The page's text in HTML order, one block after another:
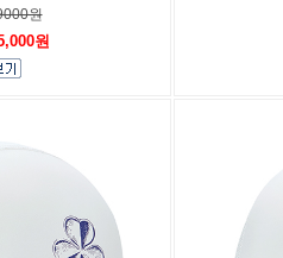
원
원